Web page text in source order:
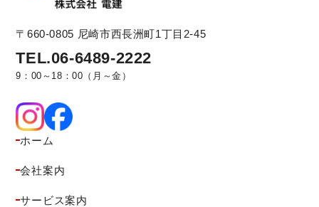
〒660-0805 尼崎市西長洲町1丁目2-45
TEL.06-6489-2222
9：00～18：00（月～金）
ホーム
会社案内
サービス案内